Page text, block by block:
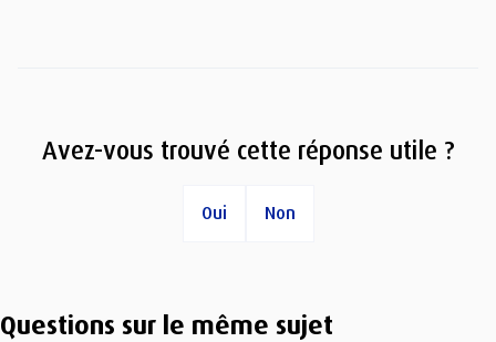
Avez-vous trouvé cette réponse utile ?
Oui Non
Questions sur le même sujet